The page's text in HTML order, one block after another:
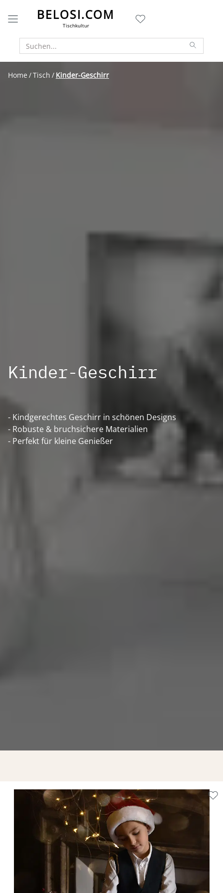
BELOSI.COM
Tischkultur
Home Tisch Kinder-Geschirr
Kinder-Geschirr
- Kindgerechtes Geschirr in schönen Designs
- Robuste & bruchsichere Materialien
- Perfekt für kleine Genießer